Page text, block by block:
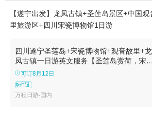
【遂宁出发】龙凤古镇+圣莲岛景区+中国观
里旅游区+四川宋瓷博物馆1日游
四川遂宁圣莲岛+宋瓷博物馆+观音故里+龙
凤古镇一日游英文服务【圣莲岛赏荷，宋瓷
馆品韵，龙凤镇寻禅，一日览遂心。】
可订8月12日
条件退
万程日游-国内